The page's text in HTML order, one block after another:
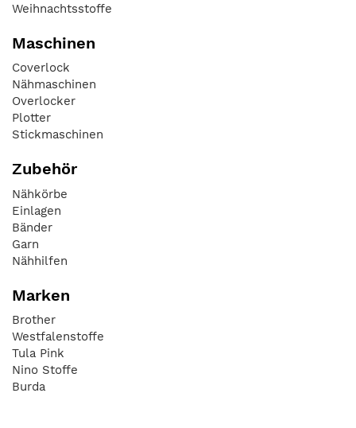
Weihnachtsstoffe
Maschinen
Coverlock
Nähmaschinen
Overlocker
Plotter
Stickmaschinen
Zubehör
Nähkörbe
Einlagen
Bänder
Garn
Nähhilfen
Marken
Brother
Westfalenstoffe
Tula Pink
Nino Stoffe
Burda